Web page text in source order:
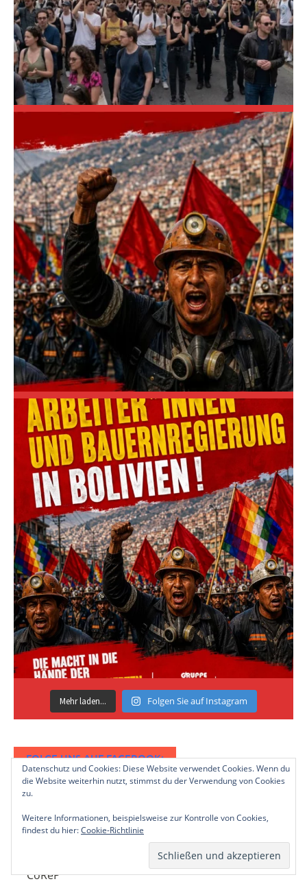
Mehr laden... Folgen Sie auf Instagram
FOLGE UNS AUF FACEBOOK:
CoReP
Datenschutz und Cookies: Diese Website verwendet Cookies. Wenn du
die Website weiterhin nutzt, stimmst du der Verwendung von Cookies
zu.
Weitere Informationen, beispielsweise zur Kontrolle von Cookies,
findest du hier:Cookie-Richtlinie